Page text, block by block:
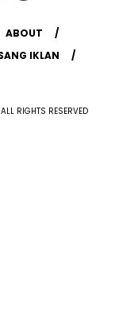
ABOUT
IKLAN
RIGHTS RESERVED